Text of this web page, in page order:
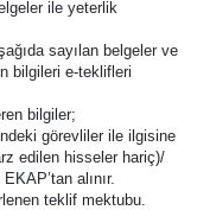
ile yeterlik
sayılan belgeler ve
bilgileri e-teklifleri
bilgiler;
görevliler ile ilgisine
edilen hisseler hariç)/
alınır.
teklif mektubu.